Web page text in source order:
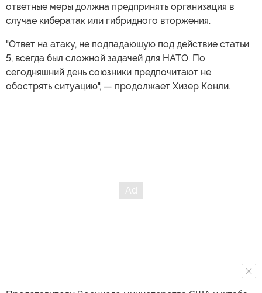
ответные меры должна предпринять организация в
случае кибератак или гибридного вторжения.
"Ответ на атаку, не подпадающую под действие статьи
5, всегда был сложной задачей для НАТО. По
сегодняшний день союзники предпочитают не
обострять ситуацию", — продолжает Хизер Конли.